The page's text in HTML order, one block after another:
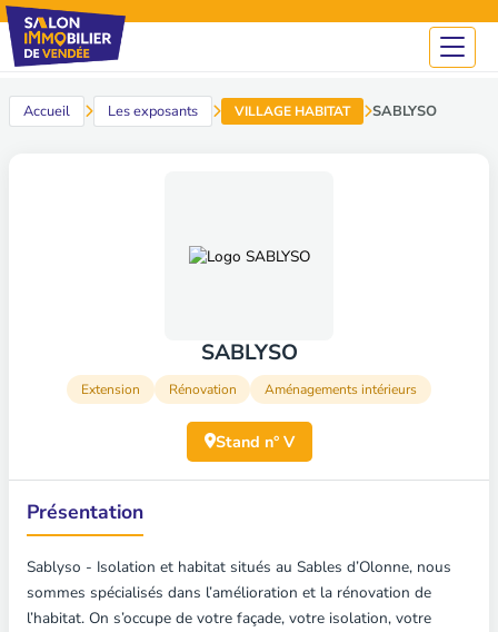
ACCUEIL
VISITER LE SALON
LES EXPOSANTS
CONFÉRENCES ET ANIMATIONS
EXPOSER / DEVENIR PARTENAIRE
Accueil Les exposants VILLAGE HABITAT SABLYSO
SABLYSO
Extension Rénovation Aménagements intérieurs
Stand n° V
Présentation
Sablyso - Isolation et habitat situés au Sables d’Olonne, nous
sommes spécialisés dans l’amélioration et la rénovation de
l’habitat. On s’occupe de votre façade, votre isolation, votre
Panneau de gestion des cookies